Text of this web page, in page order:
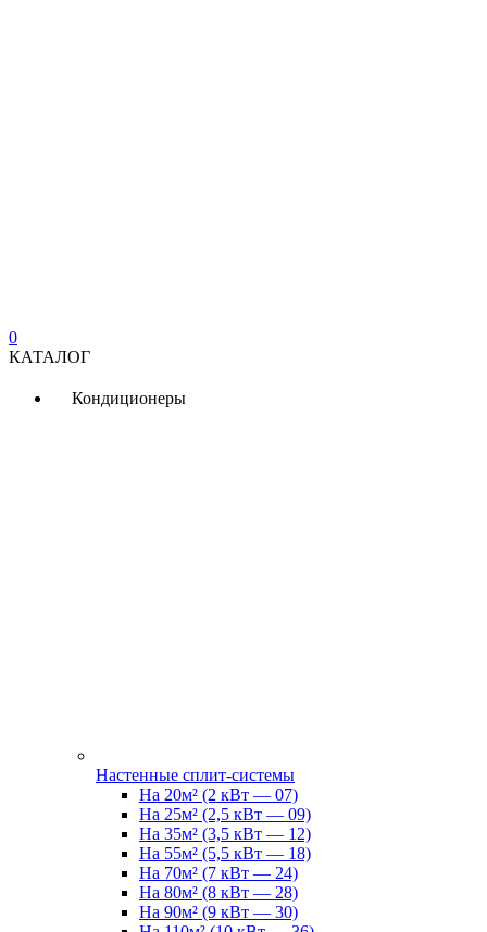
0
КАТАЛОГ
Кондиционеры
Настенные сплит-системы
На 20м² (2 кВт — 07)
На 25м² (2,5 кВт — 09)
На 35м² (3,5 кВт — 12)
На 55м² (5,5 кВт — 18)
На 70м² (7 кВт — 24)
На 80м² (8 кВт — 28)
На 90м² (9 кВт — 30)